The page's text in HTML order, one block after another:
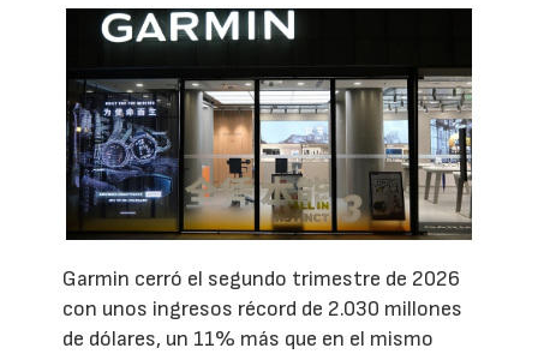
Garmin cerró el segundo trimestre de 2026
con unos ingresos récord de 2.030 millones
de dólares, un 11% más que en el mismo